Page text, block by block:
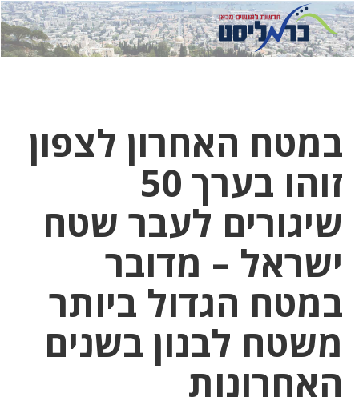
לחץ
כאן
לחץ
כדי
במטח האחרון לצפון
זוהו בערך 50
שיגורים לעבר שטח
ישראל – מדובר
במטח הגדול ביותר
משטח לבנון בשנים
האחרונות